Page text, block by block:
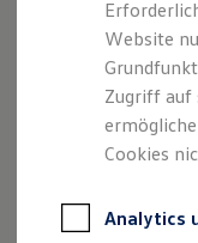
Kauf &
Online-
Aktionen &
E-
Für
Für
Profi
Website
Zugriff auf
Cookies
Analytics